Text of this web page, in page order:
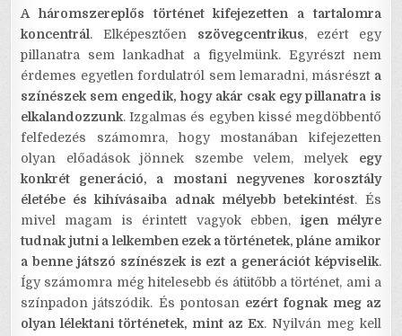
A háromszereplős történet kifejezetten a tartalomra
koncentrál. Elképesztően szövegcentrikus, ezért egy
pillanatra sem lankadhat a figyelmünk. Egyrészt nem
érdemes egyetlen fordulatról sem lemaradni, másrészt a
színészek sem engedik, hogy akár csak egy pillanatra is
elkalandozzunk. Izgalmas és egyben kissé megdöbbentő
felfedezés számomra, hogy mostanában kifejezetten
olyan előadások jönnek szembe velem, melyek egy
konkrét generáció, a mostani negyvenes korosztály
életébe és kihívásaiba adnak mélyebb betekintést. És
mivel magam is érintett vagyok ebben, igen mélyre
tudnak jutni a lelkemben ezek a történetek, pláne amikor
a benne játszó színészek is ezt a generációt képviselik.
Így számomra még hitelesebb és átütőbb a történet, ami a
színpadon játszódik. És pontosan ezért fognak meg az
olyan lélektani történetek, mint az Ex. Nyilván meg kell